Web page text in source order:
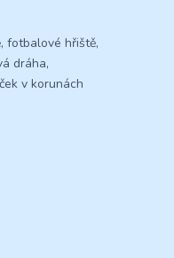
fotbalové hřiště,
dráha,
v korunách